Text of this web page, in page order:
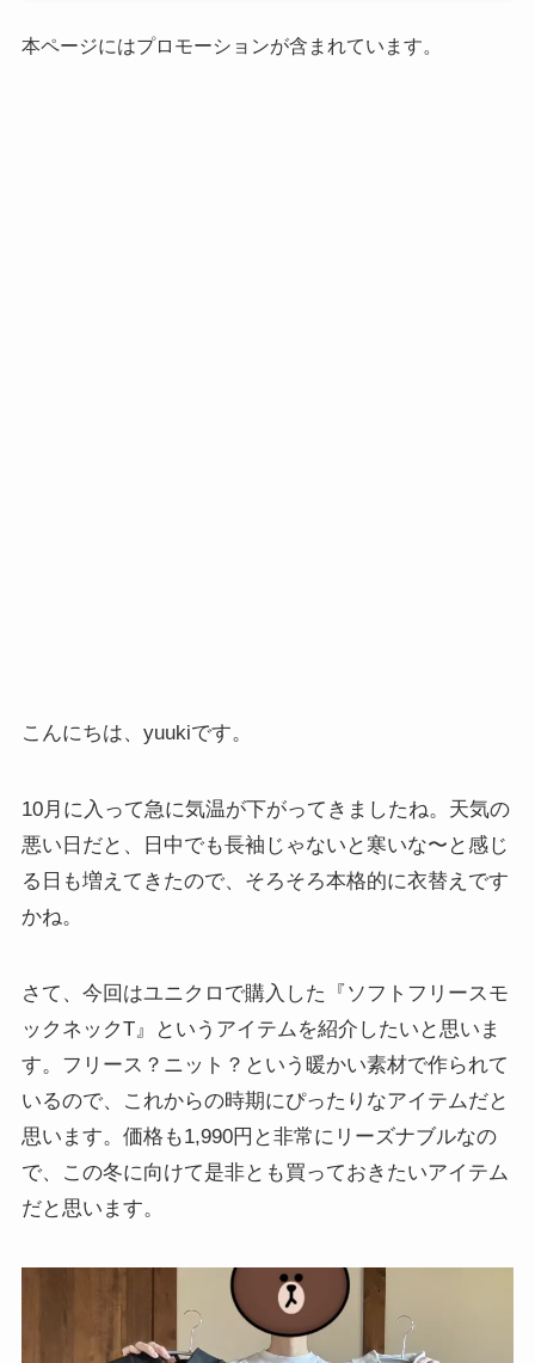
本ページにはプロモーションが含まれています。
こんにちは、yuukiです。
10月に入って急に気温が下がってきましたね。天気の
悪い日だと、日中でも長袖じゃないと寒いな〜と感じ
る日も増えてきたので、そろそろ本格的に衣替えです
かね。
さて、今回はユニクロで購入した『ソフトフリースモ
ックネックT』というアイテムを紹介したいと思いま
す。フリース？ニット？という暖かい素材で作られて
いるので、これからの時期にぴったりなアイテムだと
思います。価格も1,990円と非常にリーズナブルなの
で、この冬に向けて是非とも買っておきたいアイテム
だと思います。